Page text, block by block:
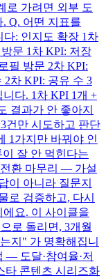
로 가려면 외부 도
Q. 어떤 지표를
: 인지도 확장 1차
문 1차 KPI: 저장
필 방문 2차 KPI:
2차 KPI: 공유 수 3
다. 1차 KPI 1개 +
결과가 안 좋아지
건만 시도하고 판단
1가지만 바꿔야 인
잘 안 먹힌다는
환 마무리 — 가설
이 아니라 질문지
로 검증하고, 다시
요. 이 사이클을
로 돌리면, 3개월
지" 가 명확해집니
— 도달·참여율·저
타 콘텐츠 시리즈화